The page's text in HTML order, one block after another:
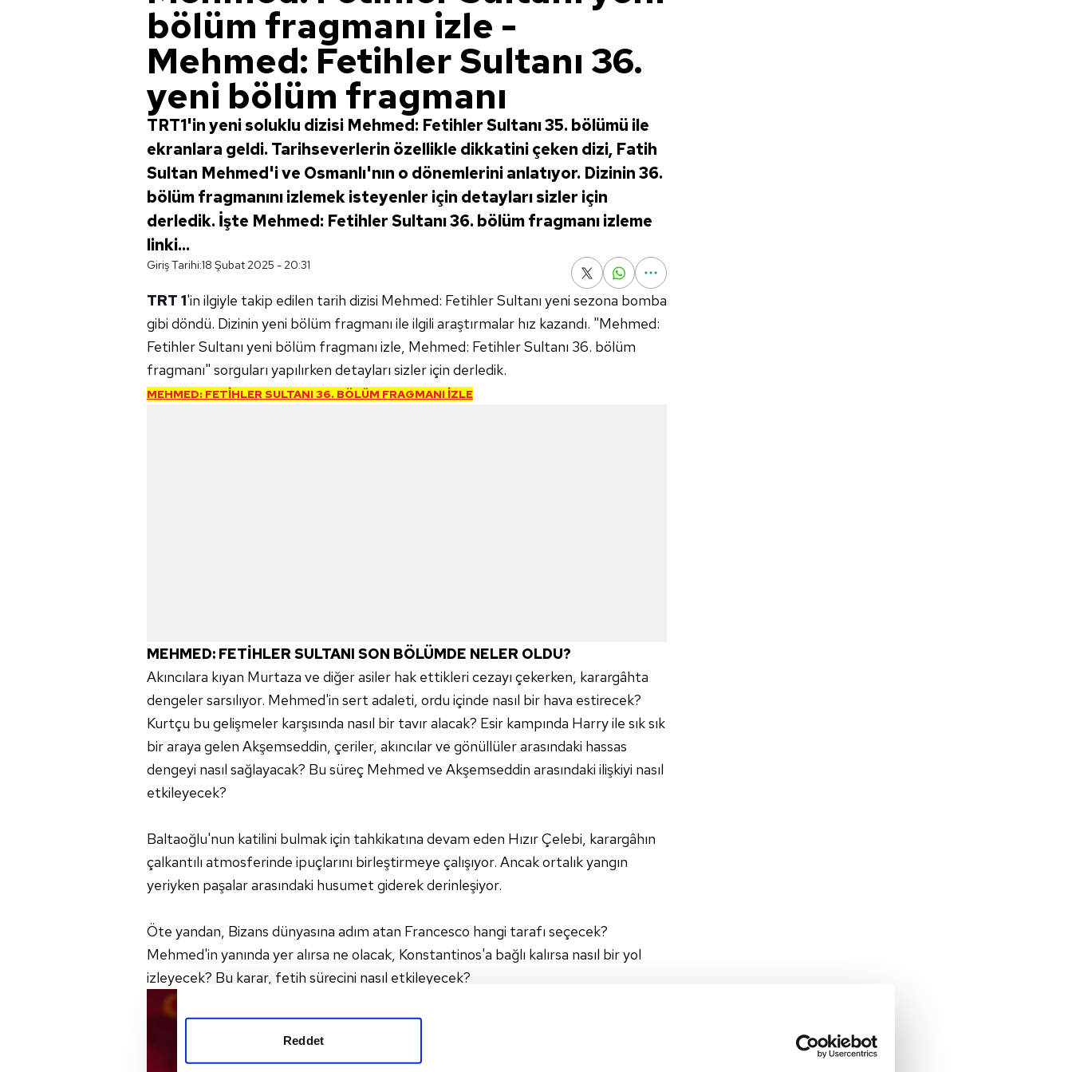
Reddet
bölüm fragmanı izle -
Mehmed: Fetihler Sultanı 36.
yeni bölüm fragmanı
TRT1'in yeni soluklu dizisi Mehmed: Fetihler Sultanı 35. bölümü ile
ekranlara geldi. Tarihseverlerin özellikle dikkatini çeken dizi, Fatih
Sultan Mehmed'i ve Osmanlı'nın o dönemlerini anlatıyor. Dizinin 36.
bölüm fragmanını izlemek isteyenler için detayları sizler için
derledik. İşte Mehmed: Fetihler Sultanı 36. bölüm fragmanı izleme
linki...
Giriş Tarihi:18 Şubat 2025 - 20:31
TRT 1'in ilgiyle takip edilen tarih dizisi Mehmed: Fetihler Sultanı yeni sezona bomba
gibi döndü. Dizinin yeni bölüm fragmanı ile ilgili araştırmalar hız kazandı. "Mehmed:
Fetihler Sultanı yeni bölüm fragmanı izle, Mehmed: Fetihler Sultanı 36. bölüm
fragmanı" sorguları yapılırken detayları sizler için derledik.
MEHMED: FETİHLER SULTANI 36. BÖLÜM FRAGMANI İZLE
MEHMED: FETİHLER SULTANI SON BÖLÜMDE NELER OLDU?
Akıncılara kıyan Murtaza ve diğer asiler hak ettikleri cezayı çekerken, karargâhta
dengeler sarsılıyor. Mehmed'in sert adaleti, ordu içinde nasıl bir hava estirecek?
Kurtçu bu gelişmeler karşısında nasıl bir tavır alacak? Esir kampında Harry ile sık sık
bir araya gelen Akşemseddin, çeriler, akıncılar ve gönüllüler arasındaki hassas
dengeyi nasıl sağlayacak? Bu süreç Mehmed ve Akşemseddin arasındaki ilişkiyi nasıl
etkileyecek?
Baltaoğlu'nun katilini bulmak için tahkikatına devam eden Hızır Çelebi, karargâhın
çalkantılı atmosferinde ipuçlarını birleştirmeye çalışıyor. Ancak ortalık yangın
yeriyken paşalar arasındaki husumet giderek derinleşiyor.
Öte yandan, Bizans dünyasına adım atan Francesco hangi tarafı seçecek?
Mehmed'in yanında yer alırsa ne olacak, Konstantinos'a bağlı kalırsa nasıl bir yol
izleyecek? Bu karar, fetih sürecini nasıl etkileyecek?